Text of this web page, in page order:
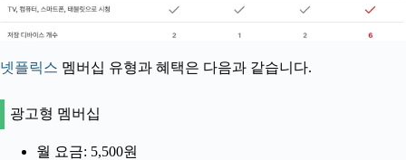
넷플릭스 멤버십 유형과 혜택은 다음과 같습니다.
광고형 멤버십
월 요금: 5,500원